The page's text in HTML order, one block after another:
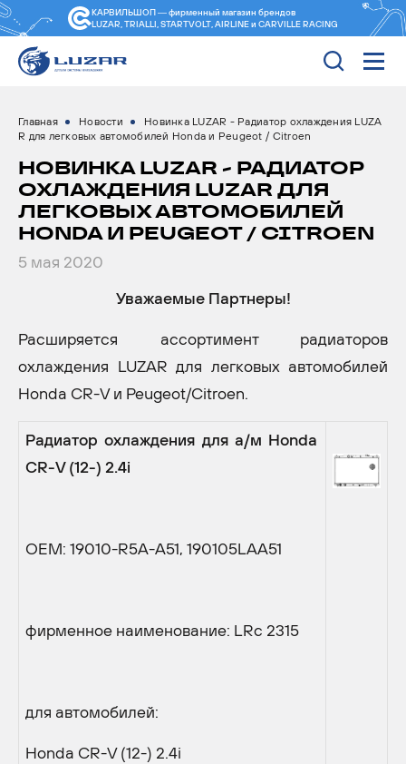
КАРВИЛЬШОП — фирменный магазин брендов
LUZAR, TRIALLI, STARTVOLT, AIRLINE и CARVILLE RACING
Главная Новости
Новинка LUZAR - Радиатор охлаждения LUZA
R для легковых автомобилей Honda и Peugeot / Citroen
НОВИНКА LUZAR - РАДИАТОР
ОХЛАЖДЕНИЯ LUZAR ДЛЯ
ЛЕГКОВЫХ АВТОМОБИЛЕЙ
HONDA И PEUGEOT / CITROEN
5 мая 2020
Уважаемые Партнеры!
Расширяется ассортимент радиаторов
охлаждения LUZAR для легковых автомобилей
Honda CR-V и Peugeot/Citroen.
Радиатор охлаждения для а/м Honda
CR-V(12-) 2.4i
OEM: 19010-R5A-A51, 190105LAA51
фирменное наименование: LRc 2315
для автомобилей:
Honda CR-V (12-) 2.4i